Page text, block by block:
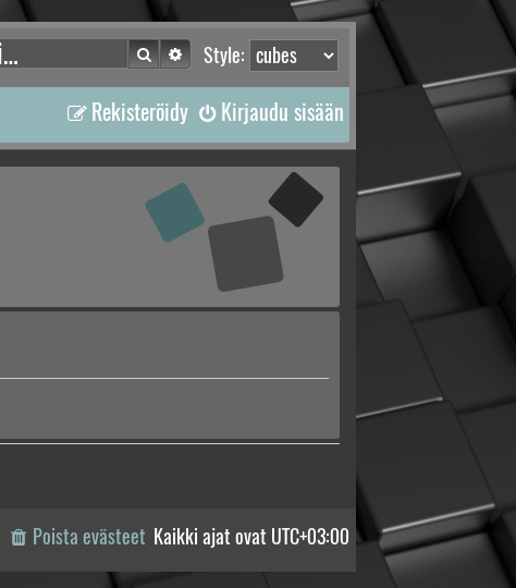
Style:
Etsi Tarkennettu haku
Kirjaudu sisään
Rekisteröidy
Kaikki ajat ovat UTC+03:00
Poista evästeet